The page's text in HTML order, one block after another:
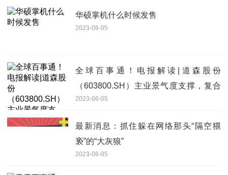
华硕掌机什么时候发售
2023-06-05
全球百事通！电报解读|道森股份
（603800.SH）主业景气度支撑，复合
铜箔或超预期
2023-06-05
最新消息：抓住躲在网络那头“隔空猥
亵”的“大灰狼”
2023-06-05